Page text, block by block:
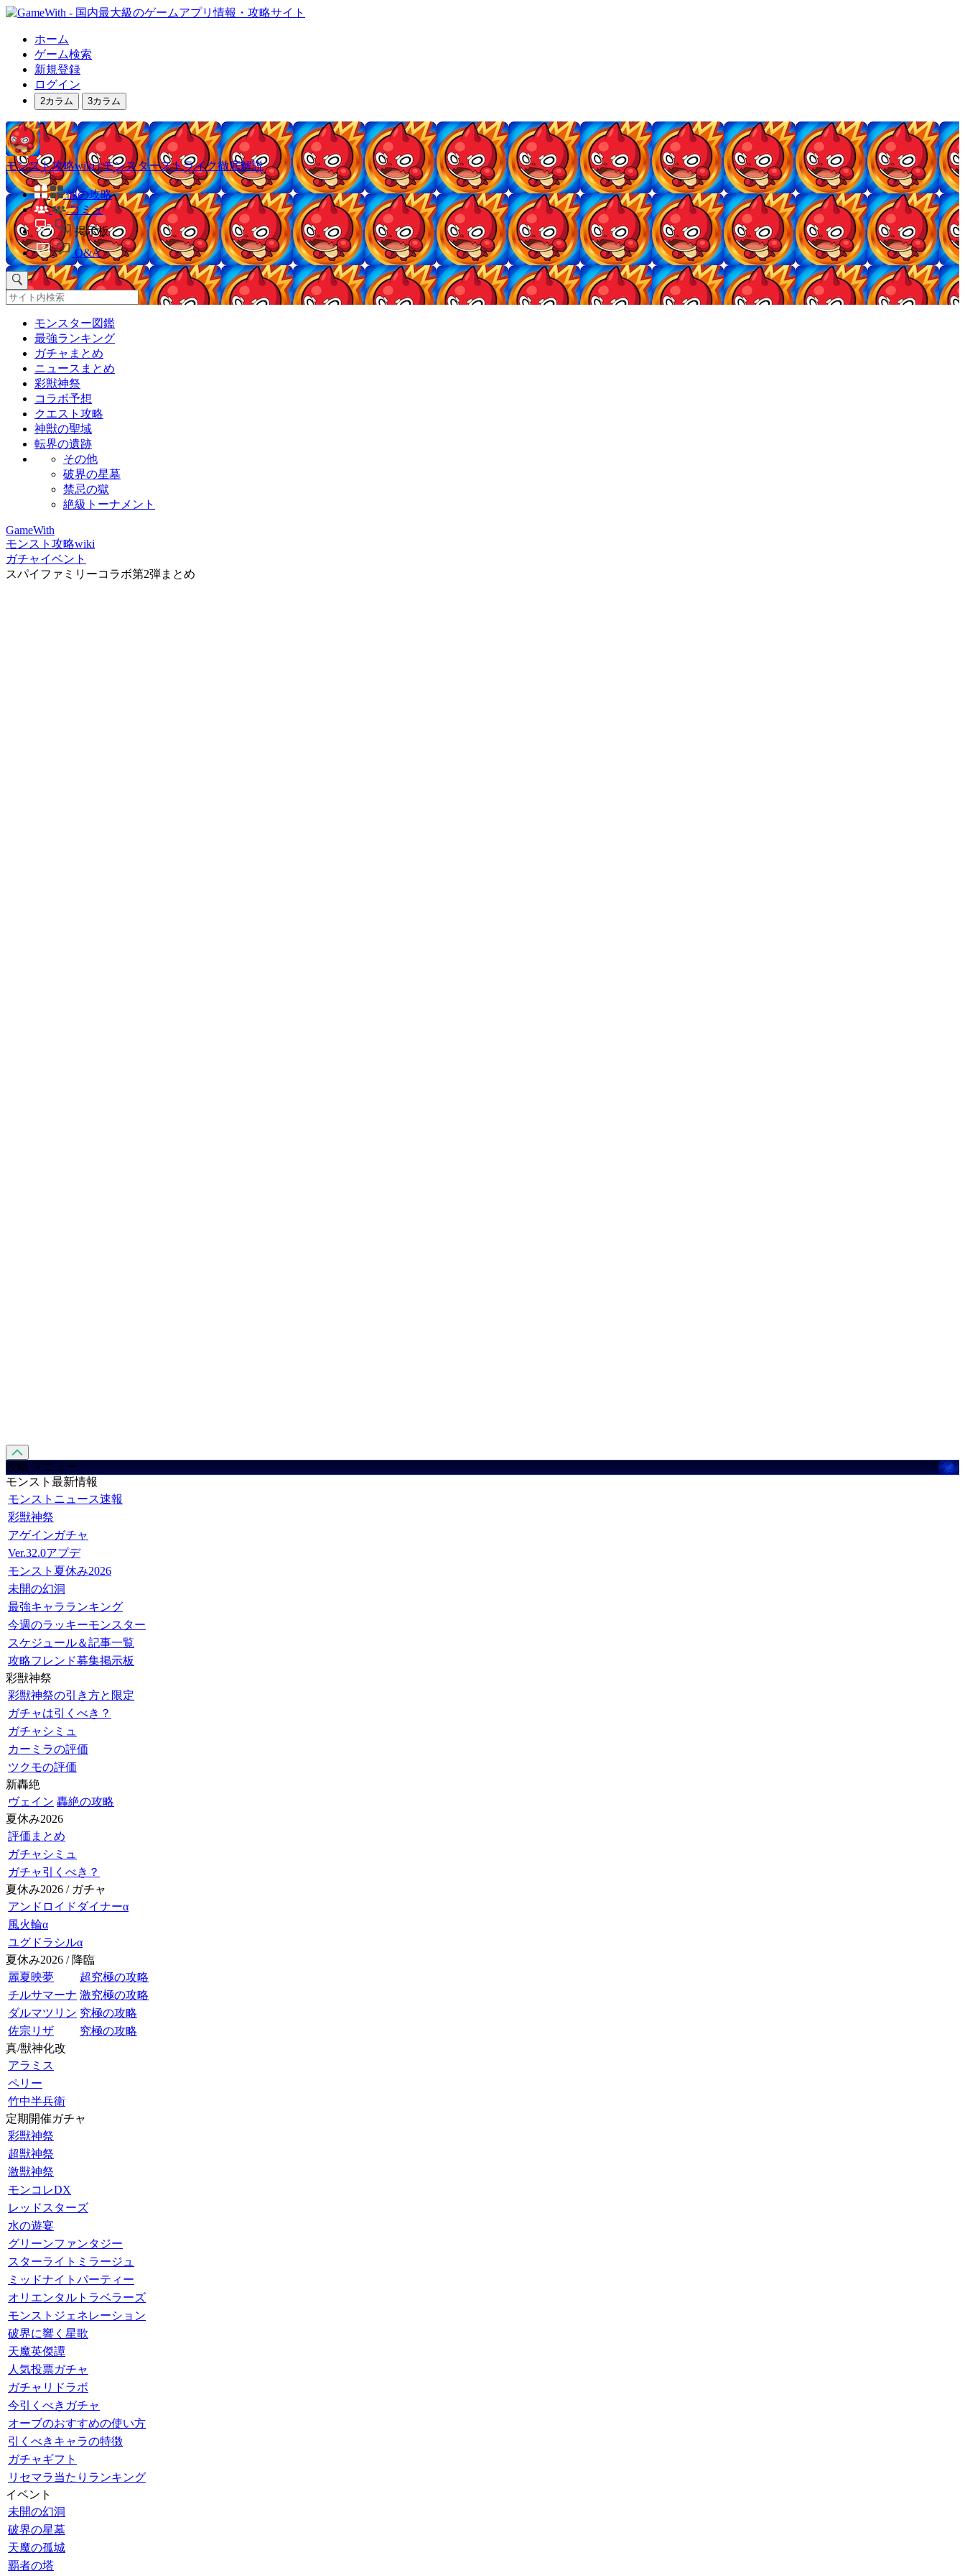
ホーム
ゲーム検索
新規登録
ログイン
2カラム 3カラム
モンスト攻略wiki | モンスターストライク徹底解説
他の攻略
コミュ
掲示板
Q&A
モンスター図鑑
最強ランキング
ガチャまとめ
ニュースまとめ
彩獣神祭
コラボ予想
クエスト攻略
神獣の聖域
転界の遺跡
その他
破界の星墓
禁忌の獄
絶級トーナメント
GameWith
モンスト攻略wiki
ガチャイベント
スパイファミリーコラボ第2弾まとめ
攻略 メニュー
モンスト最新情報
モンストニュース速報
彩獣神祭
アゲインガチャ
Ver.32.0アプデ
モンスト夏休み2026
未開の幻洞
最強キャラランキング
今週のラッキーモンスター
スケジュール＆記事一覧
攻略フレンド募集掲示板
彩獣神祭
彩獣神祭の引き方と限定
ガチャは引くべき？
ガチャシミュ
カーミラの評価
ツクモの評価
新轟絶
ヴェイン 轟絶の攻略
夏休み2026
評価まとめ
ガチャシミュ
ガチャ引くべき？
夏休み2026 / ガチャ
アンドロイドダイナーα
風火輪α
ユグドラシルα
夏休み2026 / 降臨
麗夏映夢
超究極の攻略
チルサマーナ 激究極の攻略
ダルマツリン 究極の攻略
佐宗リザ
究極の攻略
真/獣神化改
アラミス
ペリー
竹中半兵衛
定期開催ガチャ
彩獣神祭
超獣神祭
激獣神祭
モンコレDX
レッドスターズ
水の遊宴
グリーンファンタジー
スターライトミラージュ
ミッドナイトパーティー
オリエンタルトラベラーズ
モンストジェネレーション
破界に響く星歌
天魔英傑譚
人気投票ガチャ
ガチャリドラボ
今引くべきガチャ
オーブのおすすめの使い方
引くべきキャラの特徴
ガチャギフト
リセマラ当たりランキング
イベント
未開の幻洞
破界の星墓
天魔の孤城
覇者の塔